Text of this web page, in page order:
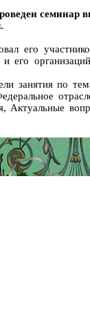
семинар
его
его
занятия по
Актуальные